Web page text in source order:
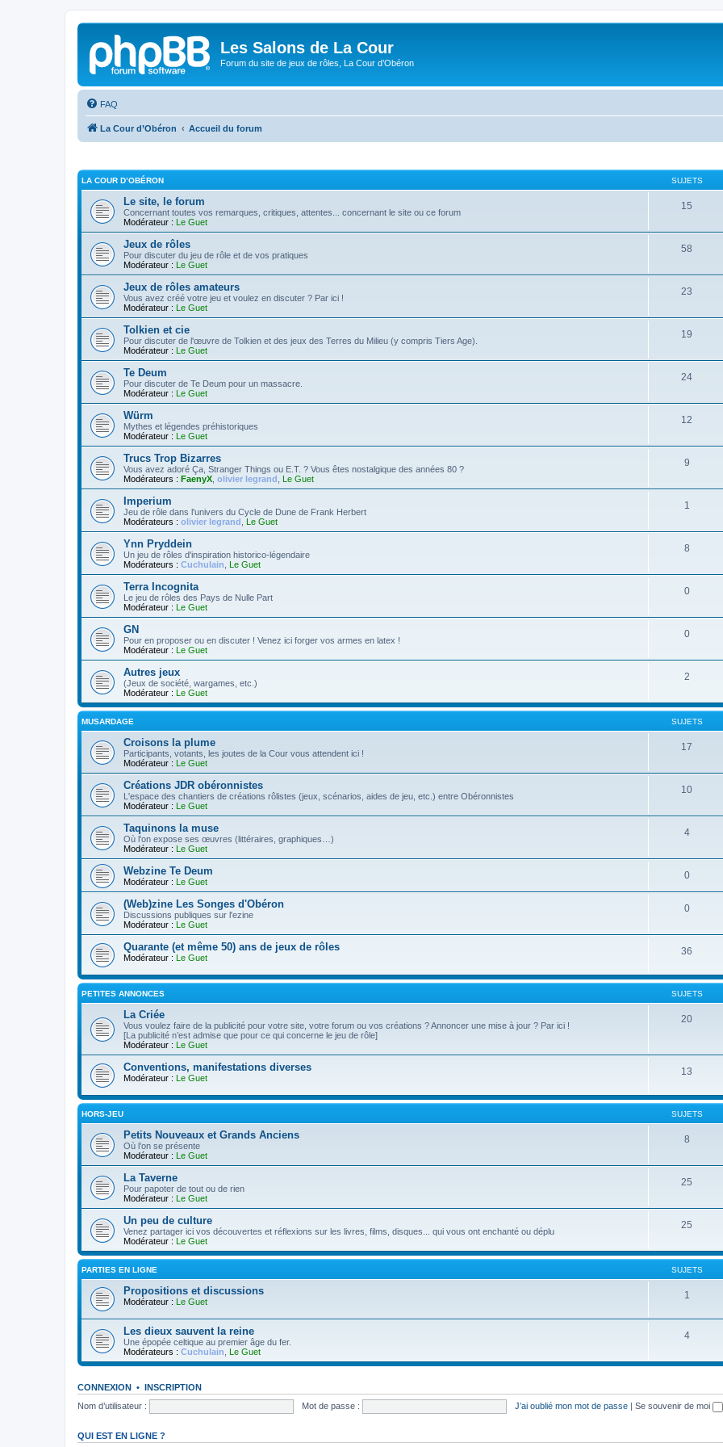
Les Salons de La Cour
Forum du site de jeux de rôles, La Cour d’Obéron
FAQ
La Cour d’Obéron Accueil du forum
LA COUR D’OBÉRON SUJETS
Le site, le forum
Concernant toutes vos remarques, critiques, attentes... concernant le site ou ce forum
Modérateur : Le Guet
15
Jeux de rôles
Pour discuter du jeu de rôle et de vos pratiques
Modérateur : Le Guet
58
Jeux de rôles amateurs
Vous avez créé votre jeu et voulez en discuter ? Par ici !
Modérateur : Le Guet
23
Tolkien et cie
Pour discuter de l'œuvre de Tolkien et des jeux des Terres du Milieu (y compris Tiers Age).
Modérateur : Le Guet
19
Te Deum
Pour discuter de Te Deum pour un massacre.
Modérateur : Le Guet
24
Würm
Mythes et légendes préhistoriques
Modérateur : Le Guet
12
Trucs Trop Bizarres
Vous avez adoré Ça, Stranger Things ou E.T. ? Vous êtes nostalgique des années 80 ?
Modérateurs : FaenyX olivier legrand Le Guet
9
Imperium
Jeu de rôle dans l'univers du Cycle de Dune de Frank Herbert
Modérateurs : olivier legrand Le Guet
1
Ynn Pryddein
Un jeu de rôles d'inspiration historico-légendaire
Modérateurs : Cuchulain Le Guet
8
Terra Incognita
Le jeu de rôles des Pays de Nulle Part
Modérateur : Le Guet
0
GN
Pour en proposer ou en discuter ! Venez ici forger vos armes en latex !
Modérateur : Le Guet
0
Autres jeux
(Jeux de société, wargames, etc.)
Modérateur : Le Guet
2
MUSARDAGE SUJETS
Croisons la plume
Participants, votants, les joutes de la Cour vous attendent ici !
Modérateur : Le Guet
17
Créations JDR obéronnistes
L'espace des chantiers de créations rôlistes (jeux, scénarios, aides de jeu, etc.) entre Obéronnistes
Modérateur : Le Guet
10
Taquinons la muse
Où l'on expose ses œuvres (littéraires, graphiques…)
Modérateur : Le Guet
4
Webzine Te Deum
Modérateur : Le Guet
0
(Web)zine Les Songes d'Obéron
Discussions publiques sur l'ezine
Modérateur : Le Guet
0
Quarante (et même 50) ans de jeux de rôles
Modérateur : Le Guet
36
PETITES ANNONCES SUJETS
La Criée
Vous voulez faire de la publicité pour votre site, votre forum ou vos créations ? Annoncer une mise à jour ? Par ici !
[La publicité n’est admise que pour ce qui concerne le jeu de rôle]
Modérateur : Le Guet
20
Conventions, manifestations diverses
Modérateur : Le Guet
13
HORS-JEU SUJETS
Petits Nouveaux et Grands Anciens
Où l’on se présente
Modérateur : Le Guet
8
La Taverne
Pour papoter de tout ou de rien
Modérateur : Le Guet
25
Un peu de culture
Venez partager ici vos découvertes et réflexions sur les livres, films, disques... qui vous ont enchanté ou déplu
Modérateur : Le Guet
25
PARTIES EN LIGNE SUJETS
Propositions et discussions
Modérateur : Le Guet
1
Les dieux sauvent la reine
Une épopée celtique au premier âge du fer.
Modérateurs : Cuchulain Le Guet
4
CONNEXION • INSCRIPTION
Nom d’utilisateur :
Mot de passe : J’ai oublié mon mot de passe | Se souvenir de moi
QUI EST EN LIGNE ?